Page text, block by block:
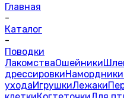
Главная
-
Каталог
-
Поводки
ЛакомстваОшейники
дрессировкиНамордники
уходаИгрушкиЛежаки